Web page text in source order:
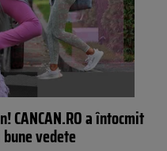
CANCAN.RO a întocmit
vedete